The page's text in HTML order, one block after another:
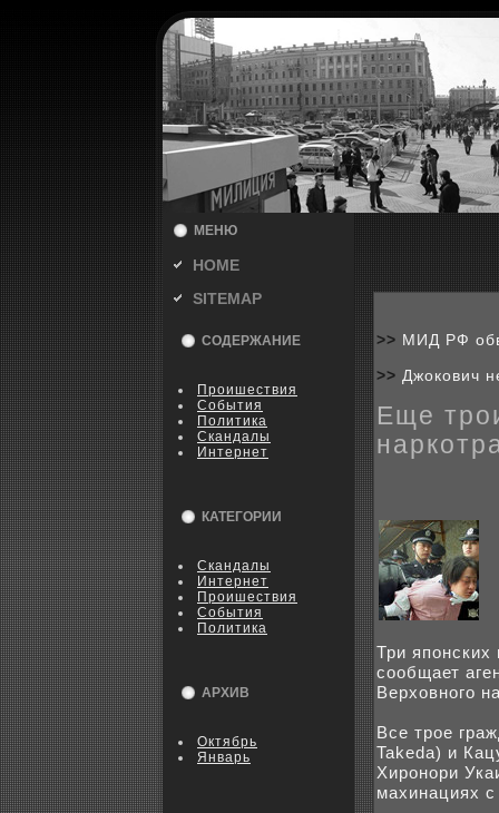
МЕНЮ
HOME
SITEMAP
СОДЕРЖАНИЕ
Пpoишествия
События
Политика
Скандалы
Интернет
КАТЕГОРИИ
Скандалы
Интернет
Пpoишествия
События
Политика
АРХИВ
Октябрь
Январь
>> МИД РФ
>> Джокович
Еще
Три японскиx
coобщает
Верxовного
Все тpoе
Takeda) и
Хиpoнори
маxинацияx